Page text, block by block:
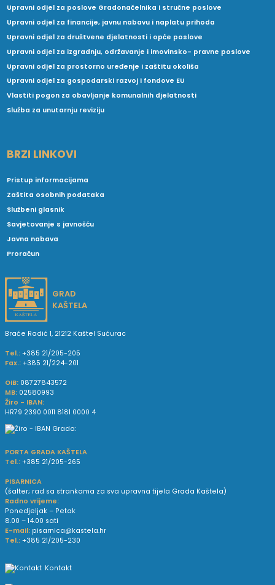
Upravni odjel za poslove Gradonačelnika i stručne poslove
Upravni odjel za financije, javnu nabavu i naplatu prihoda
Upravni odjel za društvene djelatnosti i opće poslove
Upravni odjel za izgradnju, održavanje i imovinsko- pravne poslove
Upravni odjel za prostorno uređenje i zaštitu okoliša
Upravni odjel za gospodarski razvoj i fondove EU
Vlastiti pogon za obavljanje komunalnih djelatnosti
Služba za unutarnju reviziju
BRZI LINKOVI
Pristup informacijama
Zaštita osobnih podataka
Službeni glasnik
Savjetovanje s javnošću
Javna nabava
Proračun
GRAD
KAŠTELA
Braće Radić 1, 21212 Kaštel Sućurac
Tel.: +385 21/205-205
Fax.: +385 21/224-201
OIB: 08727843572
MB: 02580993
Žiro - IBAN:
HR79 2390 0011 8181 0000 4
PORTA GRADA KAŠTELA
Tel.: +385 21/205-265
PISARNICA
(šalter; rad sa strankama za sva upravna tijela Grada Kaštela)
Radno vrijeme:
Ponedjeljak – Petak
8.00 – 14.00 sati
E-mail: pisarnica@kastela.hr
Tel.: +385 21/205-230
Kontakt